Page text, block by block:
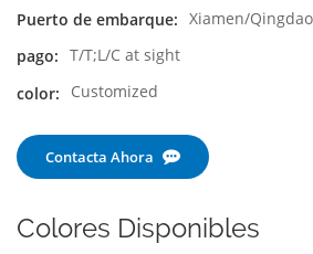
Puerto de embarque: Xiamen/Qingdao
pago: T/T;L/C at sight
color:
Customized
Contacta Ahora
Colores Disponibles